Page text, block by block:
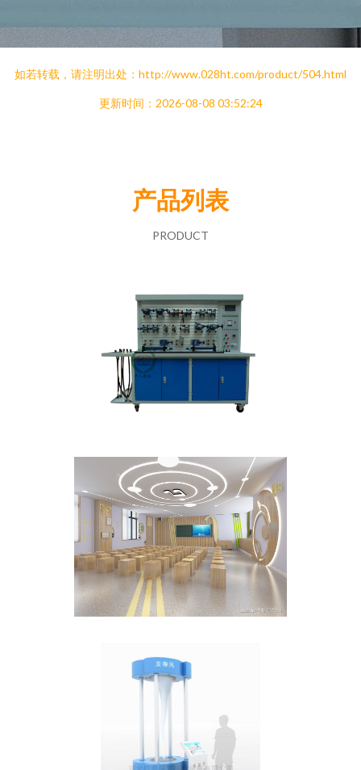
如若转载，请注明出处：http://www.028ht.com/product/504.html
更新时间：2026-08-08 03:52:24
产品列表
PRODUCT